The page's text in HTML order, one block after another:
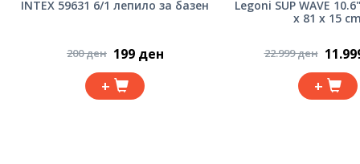
INTEX 59631 6/1 лепило за базен
200 ден 199 ден
+
Legoni SUP WAVE
x 81 x 15
22.999 ден
+